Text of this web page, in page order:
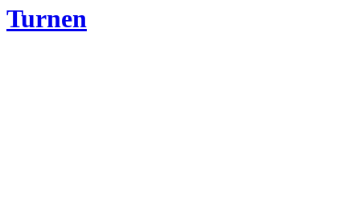
Turnen